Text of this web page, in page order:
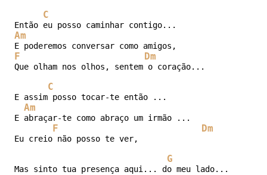
C
Am
F Dm
Que olham nos olhos, sentem o coração...
C
E assim posso tocar-te então ...
Am
E abraçar-te como abraço um irmão ...
F Dm
Eu creio não posso te ver,
G
Mas sinto tua presença aqui... do meu lado...